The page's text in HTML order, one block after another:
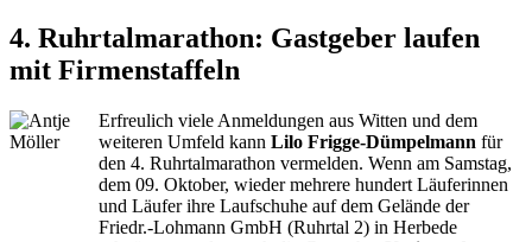
4. Ruhrtalmarathon: Gastgeber laufen
mit Firmenstaffeln
Erfreulich viele Anmeldungen aus Witten und dem
weiteren Umfeld kann Lilo Frigge-Dümpelmann für
den 4. Ruhrtalmarathon vermelden. Wenn am Samstag,
dem 09. Oktober, wieder mehrere hundert Läuferinnen
und Läufer ihre Laufschuhe auf dem Gelände der
Friedr.-Lohmann GmbH (Ruhrtal 2) in Herbede